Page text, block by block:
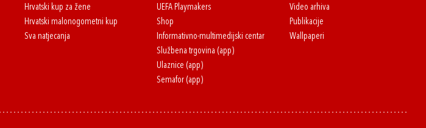
Hrvatski kup za žene
Hrvatski malonogometni kup
Sva natjecanja
UEFA Playmakers
Shop
Informativno-multimedijski centar
Službena trgovina (app)
Ulaznice (app)
Semafor (app)
Video arhiva
Publikacije
Wallpaperi